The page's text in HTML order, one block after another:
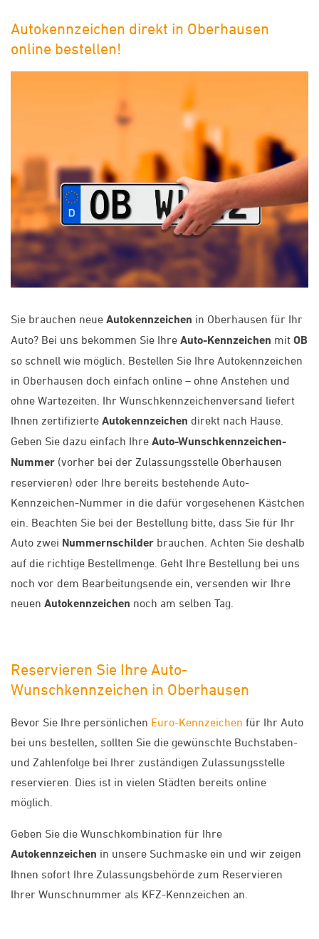
Autokennzeichen direkt in Oberhausen
online bestellen!
Sie brauchen neue Autokennzeichen in Oberhausen für Ihr
Auto? Bei uns bekommen Sie Ihre Auto-Kennzeichen mit OB
so schnell wie möglich. Bestellen Sie Ihre Autokennzeichen
in Oberhausen doch einfach online – ohne Anstehen und
ohne Wartezeiten. Ihr Wunschkennzeichenversand liefert
Ihnen zertifizierte Autokennzeichen direkt nach Hause.
Geben Sie dazu einfach Ihre Auto-Wunschkennzeichen-
Nummer (vorher bei der Zulassungsstelle Oberhausen
reservieren) oder Ihre bereits bestehende Auto-
Kennzeichen-Nummer in die dafür vorgesehenen Kästchen
ein. Beachten Sie bei der Bestellung bitte, dass Sie für Ihr
Auto zwei Nummernschilder brauchen. Achten Sie deshalb
auf die richtige Bestellmenge. Geht Ihre Bestellung bei uns
noch vor dem Bearbeitungsende ein, versenden wir Ihre
neuen Autokennzeichen noch am selben Tag.
Reservieren Sie Ihre Auto-
Wunschkennzeichen in Oberhausen
Bevor Sie Ihre persönlichen Euro-Kennzeichen für Ihr Auto
bei uns bestellen, sollten Sie die gewünschte Buchstaben-
und Zahlenfolge bei Ihrer zuständigen Zulassungsstelle
reservieren. Dies ist in vielen Städten bereits online
möglich.
Geben Sie die Wunschkombination für Ihre
Autokennzeichen in unsere Suchmaske ein und wir zeigen
Ihnen sofort Ihre Zulassungsbehörde zum Reservieren
Ihrer Wunschnummer als KFZ-Kennzeichen an.